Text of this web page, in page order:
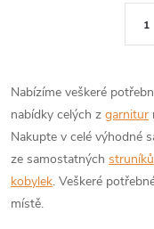
d
a
c
í
á
n
k
o
v
á
1
Nabízíme veškeré
nabídky celých z garnitur
Nakupte v celé výhodné
ze samostatných struníků
kobylek. Veškeré
místě.